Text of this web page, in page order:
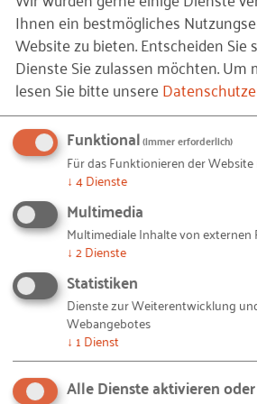
Wir hoffen, Sie waren mit der
zufrieden.
Bitte nehmen Sie an unserer
sagen Sie uns Ihre Meinung – so
besser Ihre Wünsche und
berücksichtigen.
Herzlichen Dank,
Ihr RKW Kompetenzzentrum
Kontakt
Ihnen ein bestmögliches
Website zu bieten. Entscheiden Sie
Dienste Sie zulassen möchten.Um
lesen Sie bitte unsere
Funktional(immer erforderlich)
Für das Funktionieren der
↓ 4Dienste
Multimedia
Multimediale Inhalte von
↓ 2Dienste
Statistiken
Dienste zur Weiterentwicklung
Webangebotes
↓ 1 Dienst
Alle Dienste aktivieren